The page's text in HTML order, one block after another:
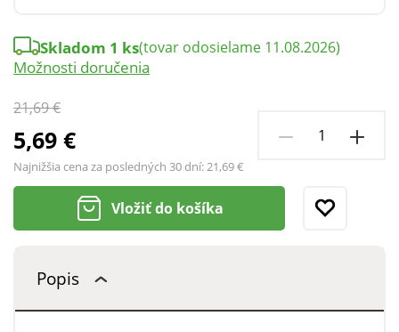
21,69 €
5,69 €
Najnižšia cena za posledných 30 dní:21,69 €
Skladom 1 ks(tovar odosielame 11.08.2026)
Možnosti doručenia
Vložiť do košíka
Popis